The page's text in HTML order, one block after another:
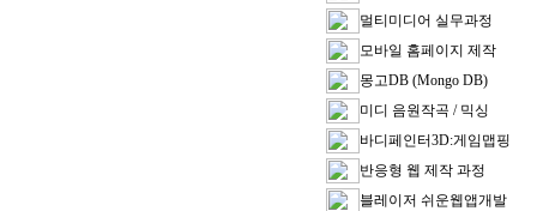
멀티미디어 실무과정
모바일 홈페이지 제작
몽고DB (Mongo DB)
미디 음원작곡 / 믹싱
바디페인터3D:게임맵핑
반응형 웹 제작 과정
블레이저 쉬운웹앱개발